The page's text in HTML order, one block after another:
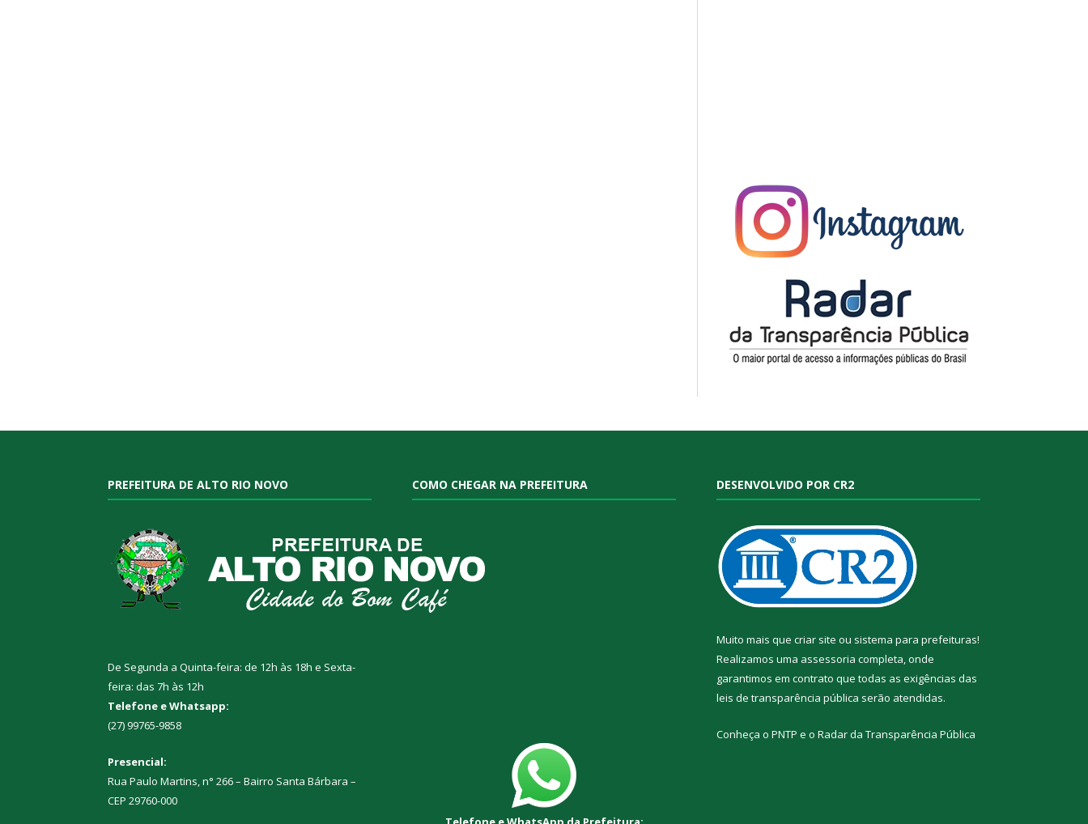
PREFEITURA DE ALTO RIO NOVO
De Segunda a Quinta-feira: de 12h às 18h e Sexta-
feira: das 7h às 12h
Telefone e Whatsapp:
(27) 99765-9858
Presencial:
Rua Paulo Martins, n° 266 – Bairro Santa Bárbara –
CEP 29760-000
COMO CHEGAR NA PREFEITURA DESENVOLVIDO POR CR2
Muito mais que criar site ou sistema para prefeituras!
Realizamos uma assessoria completa, onde
garantimos em contrato que todas as exigências das
leis de transparência pública serão atendidas.
Conheça o PNTP e o Radar da Transparência Pública